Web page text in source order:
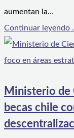
aumentan la…
Continuar leyendo
Ministerio de
becas chile